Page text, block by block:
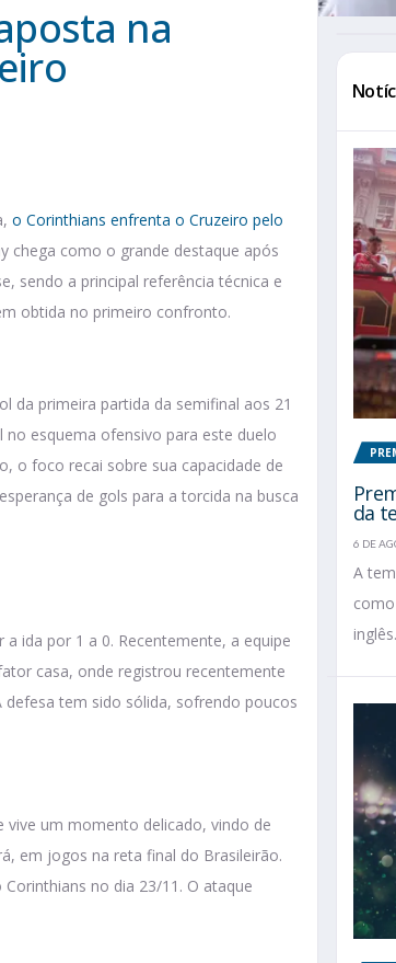
na
o Corinthians enfrenta o Cruzeiro pelo
chega como o grande destaque após
sendo a principal referência técnica e
obtida no primeiro confronto.
da primeira partida da semifinal aos 21
esquema ofensivo para este duelo
o foco recai sobre sua capacidade de
de gols para a torcida na busca
ida por 1 a 0. Recentemente, a equipe
casa, onde registrou recentemente
tem sido sólida, sofrendo poucos
vive um momento delicado, vindo de
em jogos na reta final do Brasileirão.
no dia 23/11. O ataque
da
6 DE
A